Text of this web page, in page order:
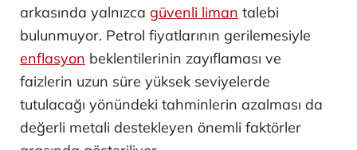
arkasında yalnızca güvenli liman talebi
bulunmuyor. Petrol fiyatlarının gerilemesiyle
enflasyon beklentilerinin zayıflaması ve
faizlerin uzun süre yüksek seviyelerde
tutulacağı yönündeki tahminlerin azalması da
değerli metali destekleyen önemli faktörler